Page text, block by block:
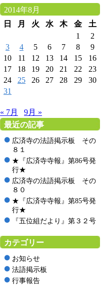
2014年8月
日
月 火 水 木 金
土
1
2
3
4 5 6 7 8
9
10
11 12 13 14 15
16
17
18 19 20 21 22
23
24
25 26 27 28 29
30
31
« 7月
9月 »
最近の記事
広済寺の法語掲示板 その
８１
★『広済寺寺報』第86号発
行★
広済寺の法語掲示板 その
８０
★『広済寺寺報』第85号発
行★
『五位組だより』第３２号
カテゴリー
お知らせ
法語掲示板
行事報告